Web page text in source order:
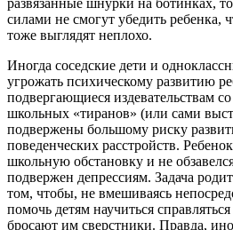
развязанные шнурки на ботинках,
силами не смогут убедить
тоже выглядят неплохо.
Иногда соседские дети и
угрожать психическому развитию
подвергающиеся издевательствам
школьных «тиранов» (или сами
подвержены большому риску
поведенческих расстройств.
школьную обстановку и не
подвержен депрессиям. Задача
том, чтобы, не вмешиваясь
помочь детям научиться
бросают им сверстники. Правда,